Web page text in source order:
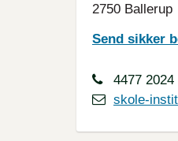
2750 Ballerup
Send sikker
4477 2024
skole-